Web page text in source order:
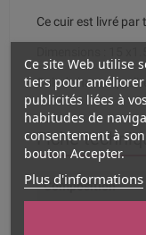
Ce cuir est livré par
Cuir de haute
Fiche
Composition
Ce site Web utilise
tiers pour
publicités liées à
habitudes de
consentement à
bouton Accepter.
Plus d'informations